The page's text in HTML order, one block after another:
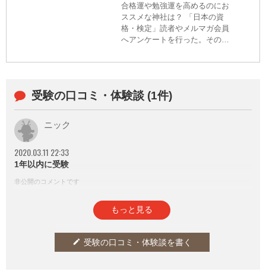
合格運や勉強運を高めるのにお
ススメな神社は？ 「日本の資
格・検定」読者やメルマガ会員
へアンケートを行った。そのな
ピックアップ！ 合格エピソード
受験の口コミ・体験談 (1件)
ニック
2020.03.11 22:33
1年以内に受験
非公開のコメントです
もっと見る
edit 受験の口コミ・体験談を書く